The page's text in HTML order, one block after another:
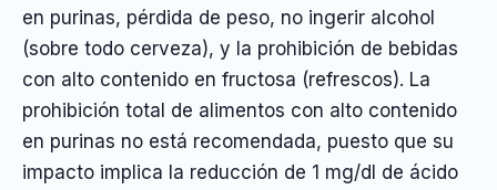
en purinas, pérdida de peso, no ingerir alcohol
(sobre todo cerveza), y la prohibición de bebidas
con alto contenido en fructosa (refrescos). La
prohibición total de alimentos con alto contenido
en purinas no está recomendada, puesto que su
impacto implica la reducción de 1 mg/dl de ácido